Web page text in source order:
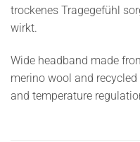
trockenes Tragegefühl
wirkt.
Wide headband made
merino wool and
and temperature